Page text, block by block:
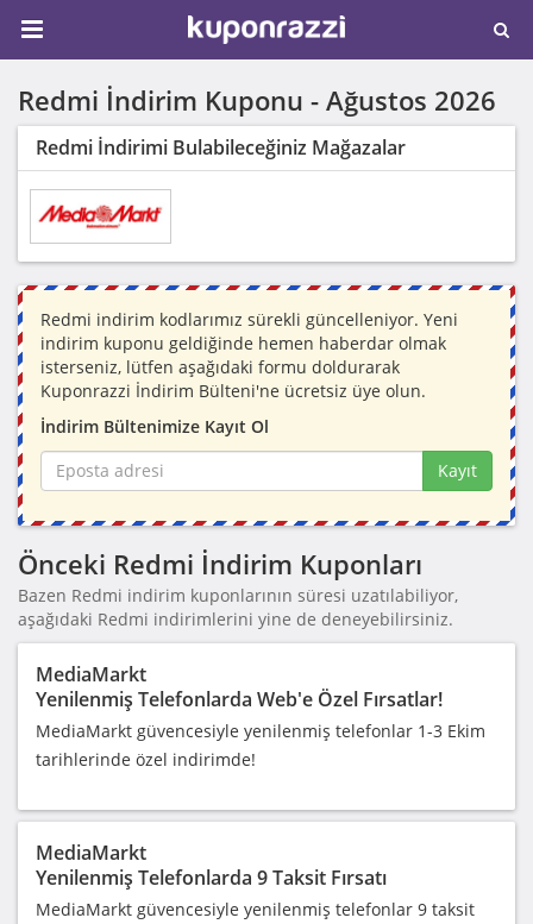
Redmi İndirim Kuponu - Ağustos 2026
Redmi İndirimi Bulabileceğiniz Mağazalar
Redmi indirim kodlarımız sürekli güncelleniyor. Yeni
indirim kuponu geldiğinde hemen haberdar olmak
isterseniz, lütfen aşağıdaki formu doldurarak
Kuponrazzi İndirim Bülteni'ne ücretsiz üye olun.
İndirim Bültenimize Kayıt Ol
Kayıt
Önceki Redmi İndirim Kuponları
Bazen Redmi indirim kuponlarının süresi uzatılabiliyor,
aşağıdaki Redmi indirimlerini yine de deneyebilirsiniz.
MediaMarkt
Yenilenmiş Telefonlarda Web'e Özel Fırsatlar!
MediaMarkt güvencesiyle yenilenmiş telefonlar 1-3 Ekim
tarihlerinde özel indirimde!
MediaMarkt
Yenilenmiş Telefonlarda 9 Taksit Fırsatı
MediaMarkt güvencesiyle yenilenmiş telefonlar 9 taksit